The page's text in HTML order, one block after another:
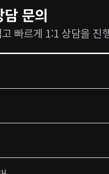
문의
빠르게 1:1 상담을 진